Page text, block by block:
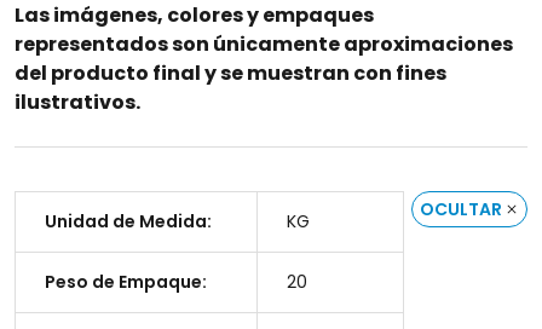
Las imágenes, colores y empaques
representados son únicamente aproximaciones
del producto final y se muestran con fines
ilustrativos.
OCULTAR
Unidad de Medida: KG
Peso de Empaque: 20